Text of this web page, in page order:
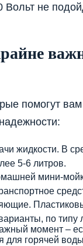
Вольт не
помогут
жидкости. В
5-6 литров.
мини-
по типу
момент –
для горячей